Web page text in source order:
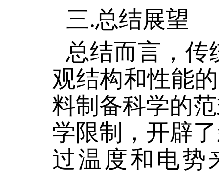
三.总结展望
总结而言，传
观结构和性能
料制备科学的
学限制，开辟
过温度和电势